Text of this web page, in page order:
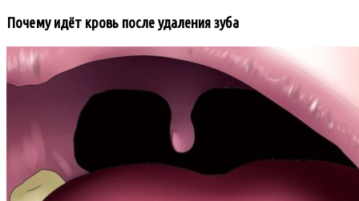
Почему идёт кровь после удаления зуба